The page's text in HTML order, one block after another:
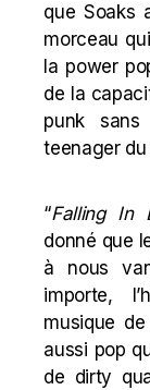
que Soaks
morceau
la power
de la
punk
teenager
“Falling In
donné que
à nous
importe,
musique
aussi pop
de dirty